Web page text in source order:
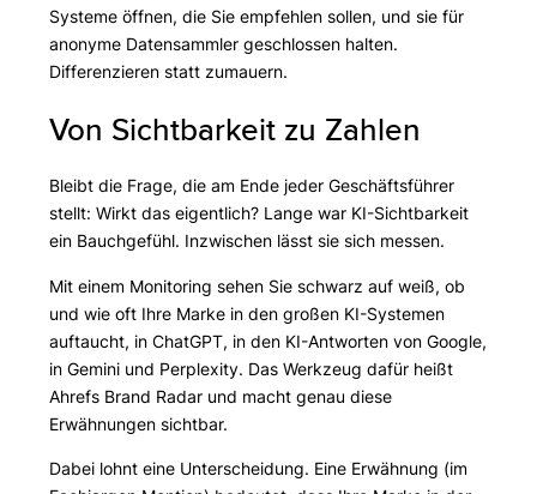
Systeme öffnen, die Sie empfehlen sollen, und sie für
anonyme Datensammler geschlossen halten.
Differenzieren statt zumauern.
Von Sichtbarkeit zu Zahlen
Bleibt die Frage, die am Ende jeder Geschäftsführer
stellt: Wirkt das eigentlich? Lange war KI-Sichtbarkeit
ein Bauchgefühl. Inzwischen lässt sie sich messen.
Mit einem Monitoring sehen Sie schwarz auf weiß, ob
und wie oft Ihre Marke in den großen KI-Systemen
auftaucht, in ChatGPT, in den KI-Antworten von Google,
in Gemini und Perplexity. Das Werkzeug dafür heißt
Ahrefs Brand Radar und macht genau diese
Erwähnungen sichtbar.
Dabei lohnt eine Unterscheidung. Eine Erwähnung (im